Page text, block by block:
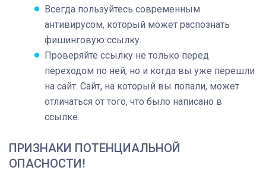
Всегда пользуйтесь современным
антивирусом, который может распознать
фишинговую ссылку.
Проверяйте ссылку не только перед
переходом по ней, но и когда вы уже перешли
на сайт. Сайт, на который вы попали, может
отличаться от того, что было написано в
ссылке.
ПРИЗНАКИ ПОТЕНЦИАЛЬНОЙ
ОПАСНОСТИ!